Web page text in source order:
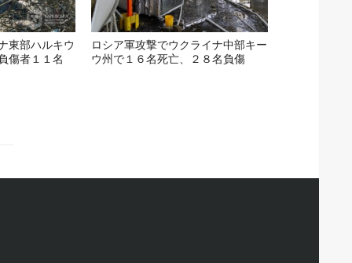
東部ハルキウ
傷者１１名
ロシア軍攻撃でウクライナ中部キー
ウ州で１６名死亡、２８名負傷